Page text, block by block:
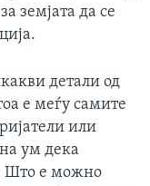
земјата да се
детали од
е меѓу самите
или
ум дека
Што е можно